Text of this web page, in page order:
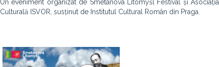
Un eveniment organizat de Smetanova Litomyšl Festival și Asociația
Culturală ISVOR, susținut de Institutul Cultural Român din Praga.